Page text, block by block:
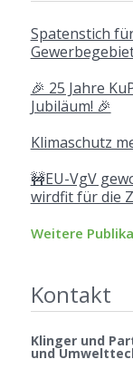
Spatenstich
🎉 25 Jahre
Jubiläum! 🎉
Klimaschutz
🚧EU-VgV
wirdfit für die
Weitere
Kontakt
Klinger und
und